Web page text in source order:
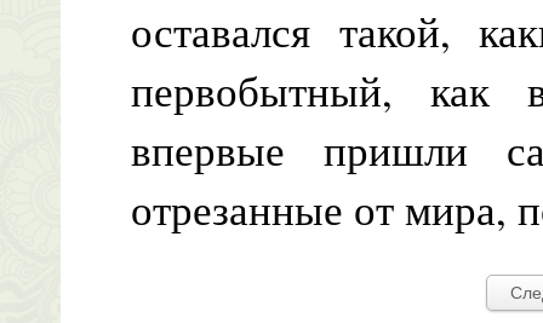
оставался такой,
первобытный, как
впервые пришли
отрезанные от мира,